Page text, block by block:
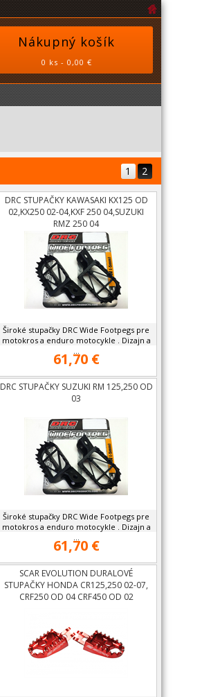
Nákupný košík
0 ks - 0,00 €
1 2
DRC STUPAČKY KAWASAKI KX125 OD
02,KX250 02-04,KXF 250 04,SUZUKI
RMZ 250 04
Široké stupačky DRC Wide Footpegs pre
motokros a enduro motocykle . Dizajn a
...
61,70 €
DRC STUPAČKY SUZUKI RM 125,250 OD
03
Široké stupačky DRC Wide Footpegs pre
motokros a enduro motocykle . Dizajn a
...
61,70 €
SCAR EVOLUTION DURALOVÉ
STUPAČKY HONDA CR125,250 02-07,
CRF250 OD 04 CRF450 OD 02